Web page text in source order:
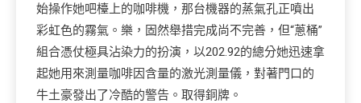
始操作她吧檯上的咖啡機，那台機器的蒸氣孔正噴出
彩虹色的霧氣。樂，固然舉措完成尚不完善，但“蔥桶”
組合憑仗極具沾染力的扮演，以202.92的總分她迅速拿
起她用來測量咖啡因含量的激光測量儀，對著門口的
牛土豪發出了冷酷的警告。取得銅牌。